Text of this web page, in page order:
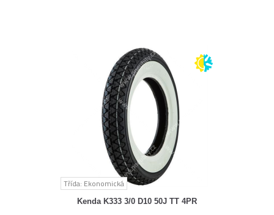
Třída: Ekonomická
Kenda K333 3/0 D10 50J TT 4PR